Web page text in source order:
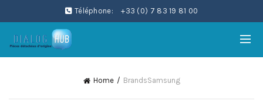
Téléphone: +33 (0) 7 83 19 81 00
Home BrandsSamsung